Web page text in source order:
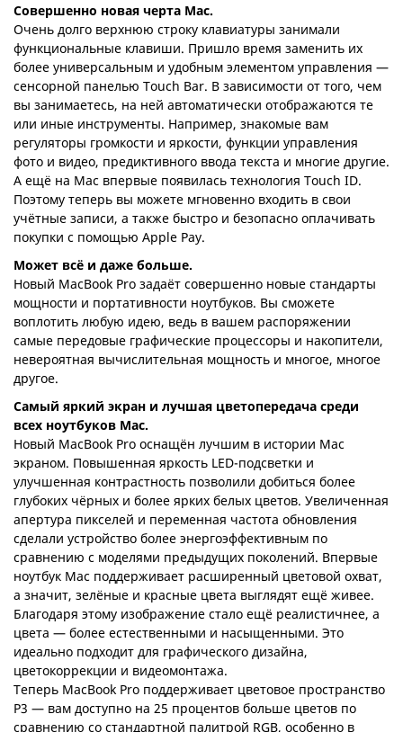
Совершенно новая черта Mac.
Очень долго верхнюю строку клавиатуры занимали
функциональные клавиши. Пришло время заменить их
более универсальным и удобным элементом управления —
сенсорной панелью Touch Bar. В зависимости от того, чем
вы занимаетесь, на ней автоматически отображаются те
или иные инструменты. Например, знакомые вам
регуляторы громкости и яркости, функции управления
фото и видео, предиктивного ввода текста и многие другие.
А ещё на Mac впервые появилась технология Touch ID.
Поэтому теперь вы можете мгновенно входить в свои
учётные записи, а также быстро и безопасно оплачивать
покупки с помощью Apple Pay.
Может всё и даже больше.
Новый MacBook Pro задаёт совершенно новые стандарты
мощности и портативности ноутбуков. Вы сможете
воплотить любую идею, ведь в вашем распоряжении
самые передовые графические процессоры и накопители,
невероятная вычислительная мощность и многое, многое
другое.
Самый яркий экран и лучшая цветопередача среди
всех ноутбуков Mac.
Новый MacBook Pro оснащён лучшим в истории Mac
экраном. Повышенная яркость LED-подсветки и
улучшенная контрастность позволили добиться более
глубоких чёрных и более ярких белых цветов. Увеличенная
апертура пикселей и переменная частота обновления
сделали устройство более энергоэффективным по
сравнению с моделями предыдущих поколений. Впервые
ноутбук Mac поддерживает расширенный цветовой охват,
а значит, зелёные и красные цвета выглядят ещё живее.
Благодаря этому изображение стало ещё реалистичнее, а
цвета — более естественными и насыщенными. Это
идеально подходит для графического дизайна,
цветокоррекции и видеомонтажа.
Теперь MacBook Pro поддерживает цветовое пространство
P3 — вам доступно на 25 процентов больше цветов по
сравнению со стандартной палитрой RGB, особенно в